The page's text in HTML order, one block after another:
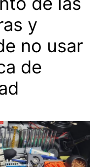
y
no usar
de